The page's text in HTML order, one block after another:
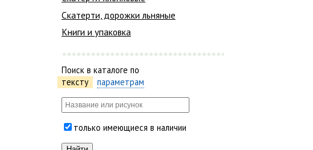
Скатерти, дорожки льняные
Книги и упаковка
Поиск в каталоге по
тексту
параметрам
только имеющиеся в наличии